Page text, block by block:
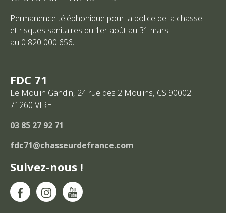
FDC 71
Le Moulin Gandin, 24 rue des 2 Moulins, CS 90002
71260 VIRE
03 85 27 92 71
fdc71@chasseurdefrance.com
Suivez-nous !
Permanence téléphonique pour la police de la chasse
et risques sanitaires du 1er août au 31 mars
au 0 820 000 656.